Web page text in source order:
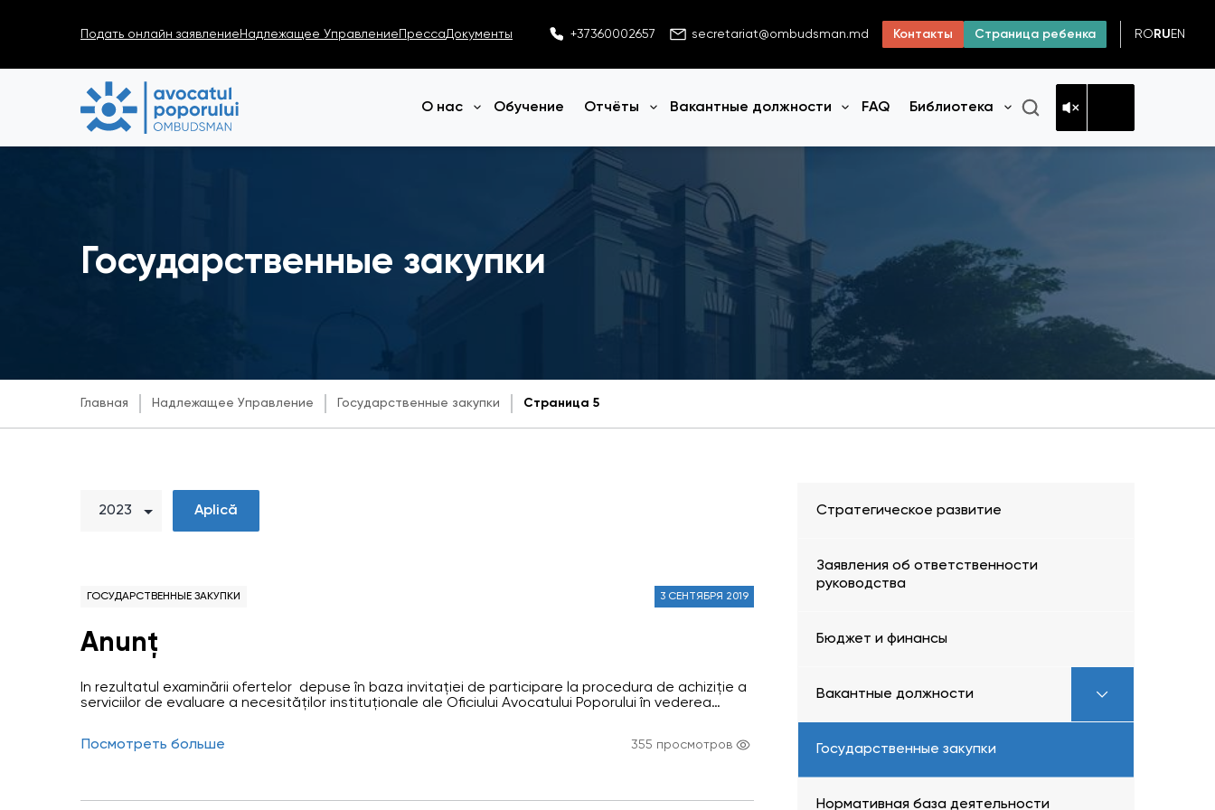
Подать онлайн заявление Надлежащее Управление ПрессаДокументы +37360002657 secretariat@ombudsman.md Контакты Страница ребенка RO RU EN
О нас
Открыть меню
Обучение Отчёты
Открыть меню
Вакантные должности FAQ Библиотека
Открыть меню
Государственные закупки
Главная Надлежащее Управление Государственные закупки Страница 5
Aplică
ГОСУДАРСТВЕННЫЕ ЗАКУПКИ 3 СЕНТЯБРЯ 2019
Anunț
În rezultatul examinării ofertelor depuse în baza invitației de participare la procedura de achiziție a
serviciilor de evaluare a necesităților instituționale ale Oficiului Avocatului Poporului în vederea
Посмотреть больше 355 просмотров
Стратегическое развитие
Заявления об ответственности
руководства
Бюджет и финансы
Вакантные должности
Государственные закупки
Нормативная база деятельности